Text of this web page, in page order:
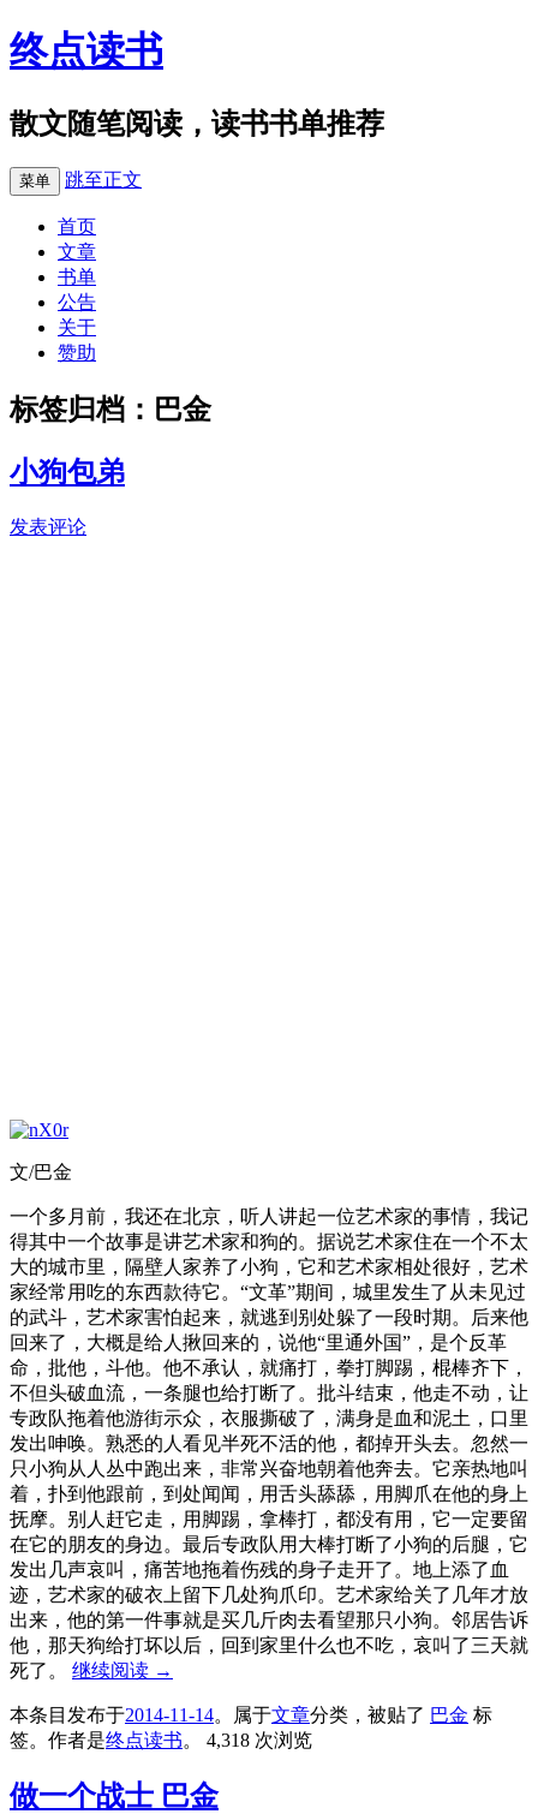
终点读书
散文随笔阅读，读书书单推荐
菜单 跳至正文
首页
文章
书单
公告
关于
赞助
标签归档： 巴金
小狗包弟
发表评论
文/巴金
一个多月前，我还在北京，听人讲起一位艺术家的事情，我记
得其中一个故事是讲艺术家和狗的。据说艺术家住在一个不太
大的城市里，隔壁人家养了小狗，它和艺术家相处很好，艺术
家经常用吃的东西款待它。“文革”期间，城里发生了从未见过
的武斗，艺术家害怕起来，就逃到别处躲了一段时期。后来他
回来了，大概是给人揪回来的，说他“里通外国”，是个反革
命，批他，斗他。他不承认，就痛打，拳打脚踢，棍棒齐下，
不但头破血流，一条腿也给打断了。批斗结束，他走不动，让
专政队拖着他游街示众，衣服撕破了，满身是血和泥土，口里
发出呻唤。熟悉的人看见半死不活的他，都掉开头去。忽然一
只小狗从人丛中跑出来，非常兴奋地朝着他奔去。它亲热地叫
着，扑到他跟前，到处闻闻，用舌头舔舔，用脚爪在他的身上
抚摩。别人赶它走，用脚踢，拿棒打，都没有用，它一定要留
在它的朋友的身边。最后专政队用大棒打断了小狗的后腿，它
发出几声哀叫，痛苦地拖着伤残的身子走开了。地上添了血
迹，艺术家的破衣上留下几处狗爪印。艺术家给关了几年才放
出来，他的第一件事就是买几斤肉去看望那只小狗。邻居告诉
他，那天狗给打坏以后，回到家里什么也不吃，哀叫了三天就
死了。 继续阅读 →
本条目发布于2014-11-14。属于文章分类，被贴了 巴金 标
签。 作者是终点读书。 4,318 次浏览
做一个战士 巴金